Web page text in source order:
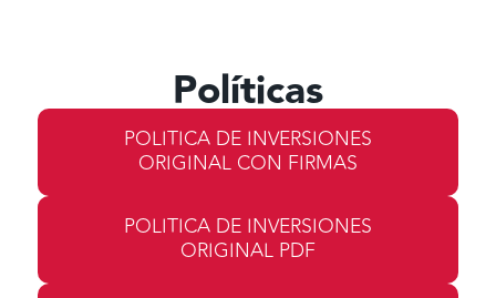
Políticas
POLITICA DE INVERSIONES
ORIGINAL CON FIRMAS
POLITICA DE INVERSIONES
ORIGINAL PDF